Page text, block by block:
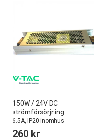
150W / 24V DC
strömförsörjning
6.5A, IP20 inomhus
260 kr